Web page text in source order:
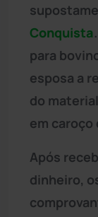
Conquista
para
esposa a
do
em caroço
Após
dinheiro,